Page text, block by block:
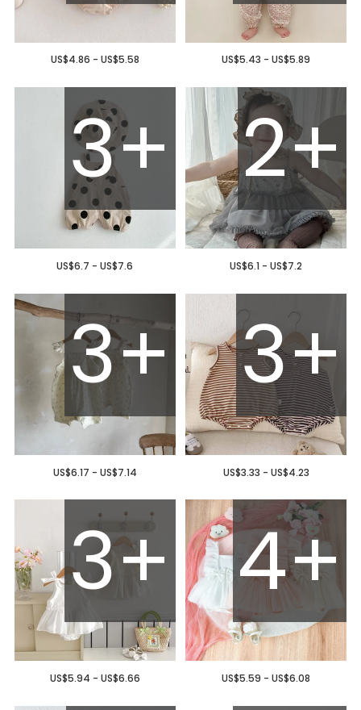
US$5.43 - US$5.89
US$4.86 - US$5.58
2+
US$6.1 - US$7.2
3+
US$6.7 - US$7.6
3+
US$3.33 - US$4.23
3+
US$6.17 - US$7.14
4+
US$5.59 - US$6.08
3+
US$5.94 - US$6.66